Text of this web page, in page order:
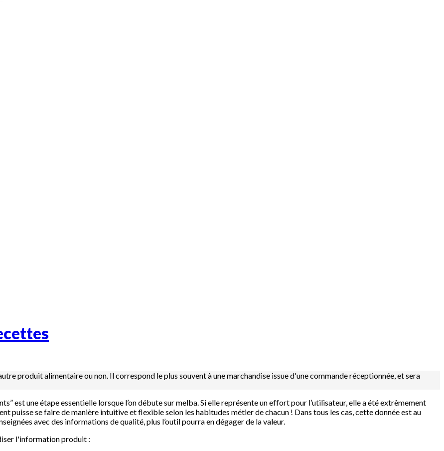
produit alimentaire ou non. Il correspond le plus souvent à une marchandise issue d'une commande réceptionnée, et sera
est une étape essentielle lorsque l’on débute sur melba. Si elle représente un effort pour l’utilisateur, elle a été extrêmement
puisse se faire de manière intuitive et flexible selon les habitudes métier de chacun ! Dans tous les cas, cette donnée est au
avec des informations de qualité, plus l’outil pourra en dégager de la valeur.
l'information produit :